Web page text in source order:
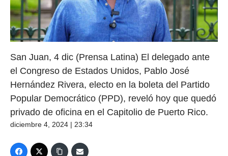
San Juan, 4 dic (Prensa Latina) El delegado ante
el Congreso de Estados Unidos, Pablo José
Hernández Rivera, electo en la boleta del Partido
Popular Democrático (PPD), reveló hoy que quedó
privado de oficina en el Capitolio de Puerto Rico.
diciembre 4, 2024 | 23:34